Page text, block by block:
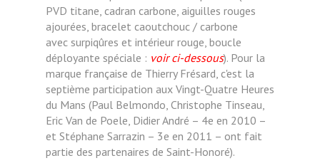
PVD titane, cadran carbone, aiguilles rouges
ajourées, bracelet caoutchouc / carbone
avec surpiqûres et intérieur rouge, boucle
déployante spéciale : voir ci-dessous). Pour la
marque française de Thierry Frésard, c'est la
septième participation aux Vingt-Quatre Heures
du Mans (Paul Belmondo, Christophe Tinseau,
Eric Van de Poele, Didier André – 4e en 2010 –
et Stéphane Sarrazin – 3e en 2011 – ont fait
partie des partenaires de Saint-Honoré).